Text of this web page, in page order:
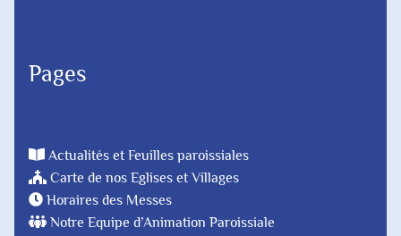
Pages
Actualités et Feuilles paroissiales
Carte de nos Eglises et Villages
Horaires des Messes
Notre Equipe d’Animation Paroissiale